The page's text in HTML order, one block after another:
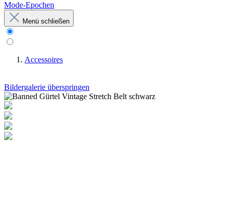
Mode-Epochen
Menü schließen
Accessoires
Bildergalerie überspringen